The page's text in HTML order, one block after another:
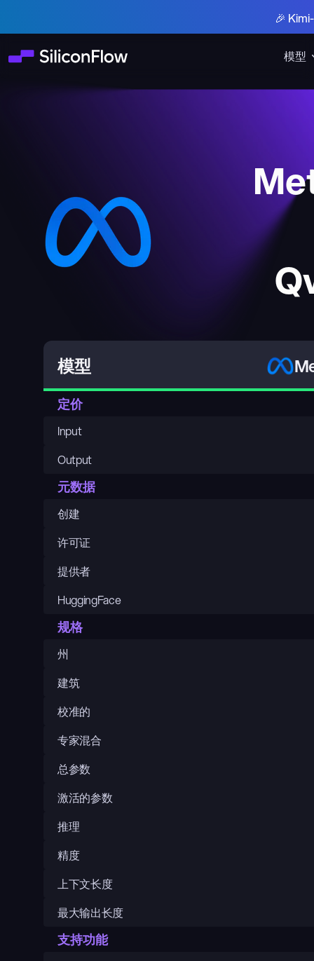
模型
🎉
模型
定价
Input
Output
元数据
创建
许可证
提供者
HuggingFace
规格
州
建筑
校准的
专家混合
总参数
激活的参数
推理
精度
上下文长度
最大输出长度
支持功能